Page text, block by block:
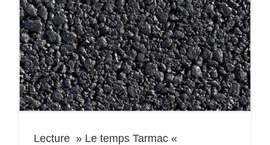
Lecture » Le temps Tarmac «